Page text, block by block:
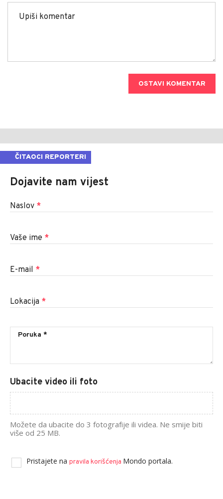
OSTAVI KOMENTAR
ČITAOCI REPORTERI
Dojavite nam vijest
Naslov *
Vaše ime *
E-mail *
Lokacija *
Ubacite video ili foto
Možete da ubacite do 3 fotografije ili videa. Ne smije biti
više od 25 MB.
Pristajete na pravila korišćenja Mondo portala.